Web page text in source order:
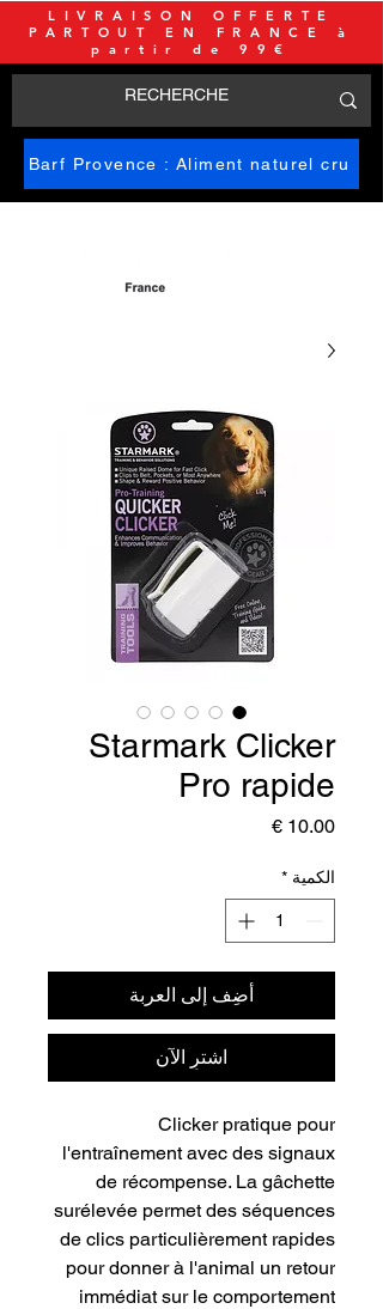
Barf Provence : Aliment naturel cru
LIVRAISON OFFERTE
PARTOUT EN FRANCE à
partir de 99€
Starmark Clicker
Pro rapide
السعر
الكمية *
أضِف إلى العربة
اشترِ الآن
Clicker pratique pour
l'entraînement avec des signaux
de récompense. La gâchette
surélevée permet des séquences
de clics particulièrement rapides
pour donner à l'animal un retour
immédiat sur le comportement